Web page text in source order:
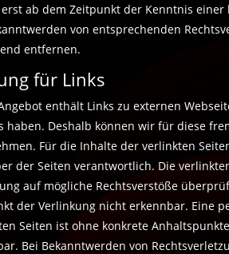
ab dem Zeitpunkt der Kenntnis
von entsprechenden
entfernen.
für Links
enthält Links zu externen
haben. Deshalb können wir für diese
Für die Inhalte der verlinkten
der Seiten verantwortlich. Die
auf mögliche Rechtsverstöße
der Verlinkung nicht erkennbar. Eine
Seiten ist ohne konkrete
Bei Bekanntwerden von